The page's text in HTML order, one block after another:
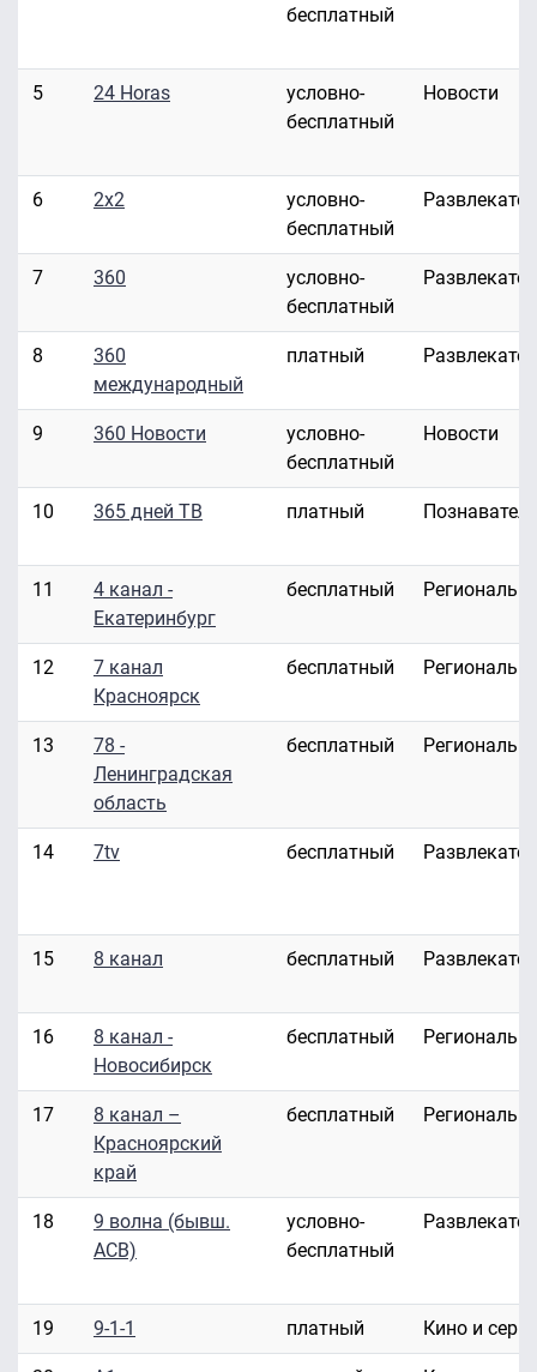
бесплатный
5 24 Horas
условно-
бесплатный
Новости
6 2x2
условно-
бесплатный
7 360
условно-
бесплатный
8
360
международный
платный
9 360 Новости
условно-
бесплатный
Новости
10 365 дней ТВ платный
11
4 канал -
Екатеринбург
бесплатный
12
7 канал
Красноярск
бесплатный
13
78 -
Ленинградская
область
бесплатный
14 7tv бесплатный
15 8 канал бесплатный
16
8 канал -
Новосибирск
бесплатный
17
8 канал –
Красноярский
край
бесплатный
18
9 волна (бывш.
АСВ)
условно-
бесплатный
19 9-1-1 платный Кино и